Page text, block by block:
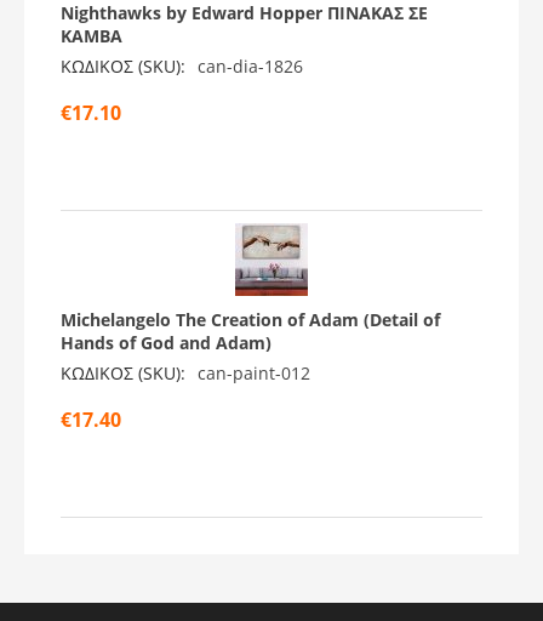
Nighthawks by Edward Hopper ΠΙΝΑΚΑΣ ΣΕ
ΚΑΜΒΑ
ΚΩΔΙΚΟΣ (SKU): can-dia-1826
€17.10
Michelangelo The Creation of Adam (Detail of
Hands of God and Adam)
ΚΩΔΙΚΟΣ (SKU): can-paint-012
€17.40